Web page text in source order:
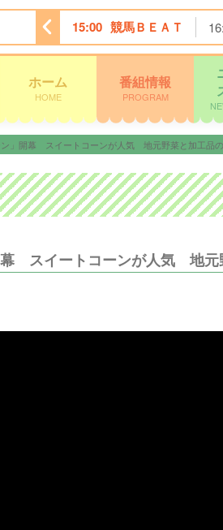
しま市 15:00 競馬ＢＥＡＴ
ホーム
HOME
番組情報
PROGRAM
ン」開幕 スイートコーンが人気 地元野菜と加工品
スイートコーンが人気 地元